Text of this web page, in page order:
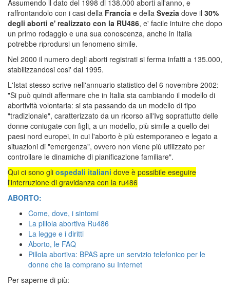
Assumendo il dato del 1998 di 138.000 aborti all'anno, e
raffrontandolo con i casi della Francia e della Svezia dove il 30%
degli aborti e' realizzato con la RU486, e' facile intuire che dopo
un primo rodaggio e una sua conoscenza, anche in Italia
potrebbe riprodursi un fenomeno simile.
Nel 2000 il numero degli aborti registrati si ferma infatti a 135.000,
stabilizzandosi cosi' dal 1995.
L'Istat stesso scrive nell'annuario statistico del 6 novembre 2002:
"Si può quindi affermare che in Italia sta cambiando il modello di
abortività volontaria: si sta passando da un modello di tipo
"tradizionale", caratterizzato da un ricorso all'Ivg soprattutto delle
donne coniugate con figli, a un modello, più simile a quello dei
paesi nord europei, in cui l'aborto è più estemporaneo e legato a
situazioni di "emergenza", ovvero non viene più utilizzato per
controllare le dinamiche di pianificazione familiare".
Qui ci sono gli ospedali italiani dove è possibile eseguire
l'interruzione di gravidanza con la ru486
ABORTO:
Come, dove, i sintomi
La pillola abortiva Ru486
La legge e i diritti
Aborto, le FAQ
Pillola abortiva: BPAS apre un servizio telefonico per le
donne che la comprano su Internet
Per saperne di più: